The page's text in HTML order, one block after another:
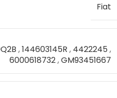
Fiat
,144603145R , 4422245 ,
6000618732,GM93451667